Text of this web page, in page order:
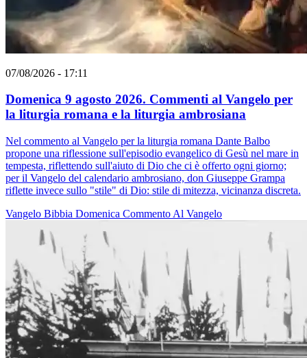
07/08/2026 - 17:11
Domenica 9 agosto 2026. Commenti al Vangelo per
la liturgia romana e la liturgia ambrosiana
Nel commento al Vangelo per la liturgia romana Dante Balbo
propone una riflessione sull'episodio evangelico di Gesù nel mare in
tempesta, riflettendo sull'aiuto di Dio che ci è offerto ogni giorno;
per il Vangelo del calendario ambrosiano, don Giuseppe Grampa
riflette invece sullo "stile" di Dio: stile di mitezza, vicinanza discreta.
Vangelo Bibbia Domenica Commento Al Vangelo